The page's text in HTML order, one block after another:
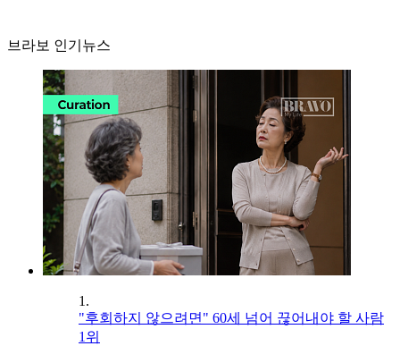
브라보 인기뉴스
1.
"후회하지 않으려면" 60세 넘어 끊어내야 할 사람
1위